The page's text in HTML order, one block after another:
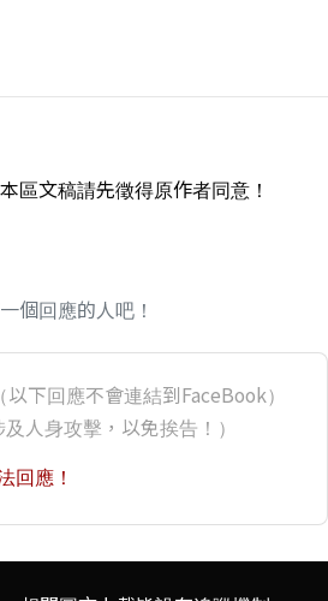
區文稿請先徵得原作者同意！
個回應的人吧！
（以下回應不會連結到FaceBook）
人身攻擊，以免挨告！）
回應！